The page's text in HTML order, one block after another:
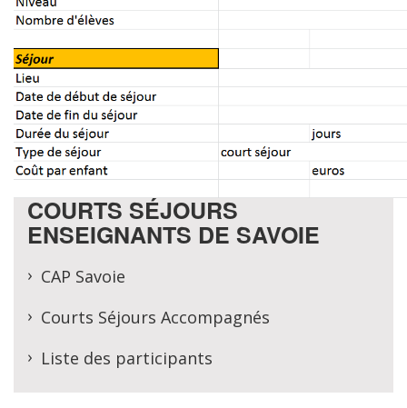
COURTS SÉJOURS
ENSEIGNANTS DE SAVOIE
CAP Savoie
Courts Séjours Accompagnés
Liste des participants